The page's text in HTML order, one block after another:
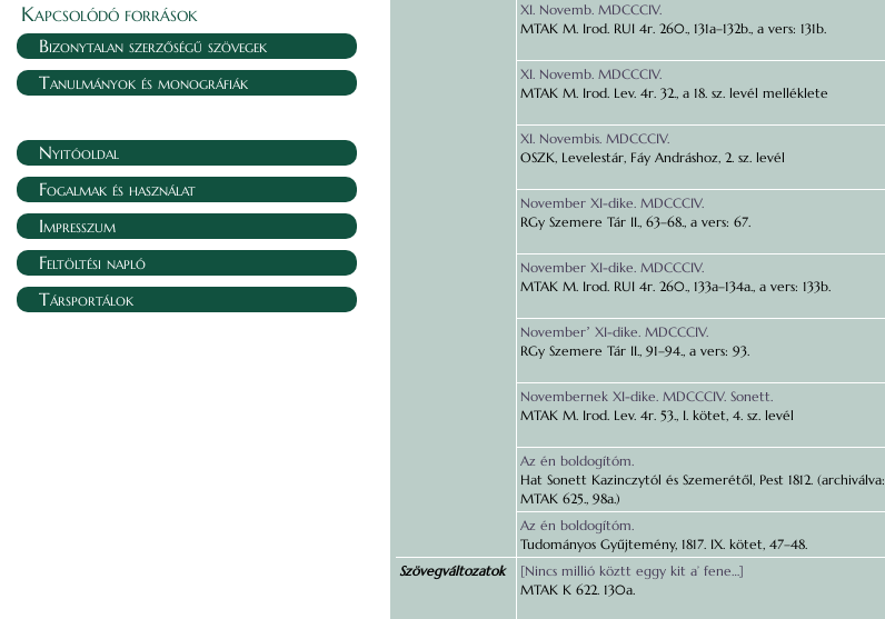
Kapcsolódó források
Bizonytalan szerzőségű szövegek
Tanulmányok és monográfiák
Nyitóoldal
Fogalmak és használat
Impresszum
Feltöltési napló
Társportálok
XI. Novemb. MDCCCIV.
MTAK M. Irod. RUI 4r. 260., 131a–132b., a vers: 131b.
XI. Novemb. MDCCCIV.
MTAK M. Irod. Lev. 4r. 32., a 18. sz. levél melléklete
XI. Novembis. MDCCCIV.
OSZK, Levelestár, Fáy Andráshoz, 2. sz. levél
November XI-dike. MDCCCIV.
RGy Szemere Tár II., 63–68., a vers: 67.
November XI-dike. MDCCCIV.
MTAK M. Irod. RUI 4r. 260., 133a–134a., a vers: 133b.
Novemberʼ XI-dike. MDCCCIV.
RGy Szemere Tár II., 91–94., a vers: 93.
Novembernek XI-dike. MDCCCIV. Sonett.
MTAK M. Irod. Lev. 4r. 53., I. kötet, 4. sz. levél
Az én boldogítóm.
Hat Sonett Kazinczytól és Szemerétől, Pest 1812. (archiválva:
MTAK 625., 98a.)
Az én boldogítóm.
Tudományos Gyűjtemény, 1817. IX. kötet, 47–48.
Szövegváltozatok
[Nincs millió köztt eggy kit a’ fene…]
MTAK K 622. 130a.